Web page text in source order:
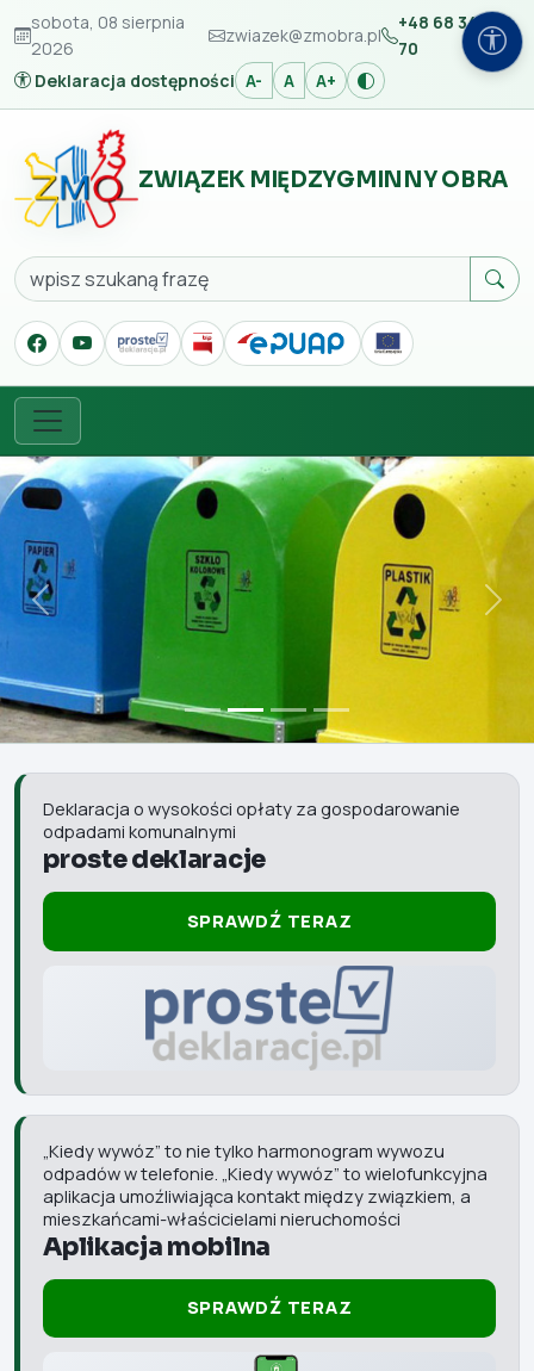
sobota, 08 sierpnia
2026
zwiazek@zmobra.pl
+48 68 347 42
70
Deklaracja dostępności A- A A+
ZWIĄZEK MIĘDZYGMINNY OBRA
Szukaj
Menu
Poprzedni
Deklaracja o wysokości opłaty za gospodarowanie
odpadami komunalnymi
proste deklaracje
SPRAWDŹ TERAZ
„Kiedy wywóz” to nie tylko harmonogram wywozu
odpadów w telefonie. „Kiedy wywóz” to wielofunkcyjna
aplikacja umoźliwiająca kontakt między związkiem, a
mieszkańcami-właścicielami nieruchomości
Aplikacja mobilna
SPRAWDŹ TERAZ